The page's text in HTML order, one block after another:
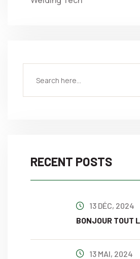
RECENT POSTS
13 DÉC, 2024
BONJOUR TOUT
13 MAI, 2024